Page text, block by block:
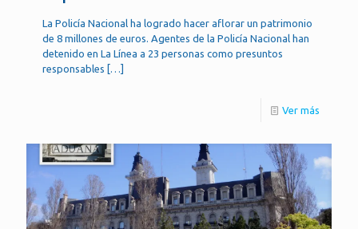
La Policía Nacional ha logrado hacer aflorar un patrimonio
de 8 millones de euros. Agentes de la Policía Nacional han
detenido en La Línea a 23 personas como presuntos
responsables […]
Ver más